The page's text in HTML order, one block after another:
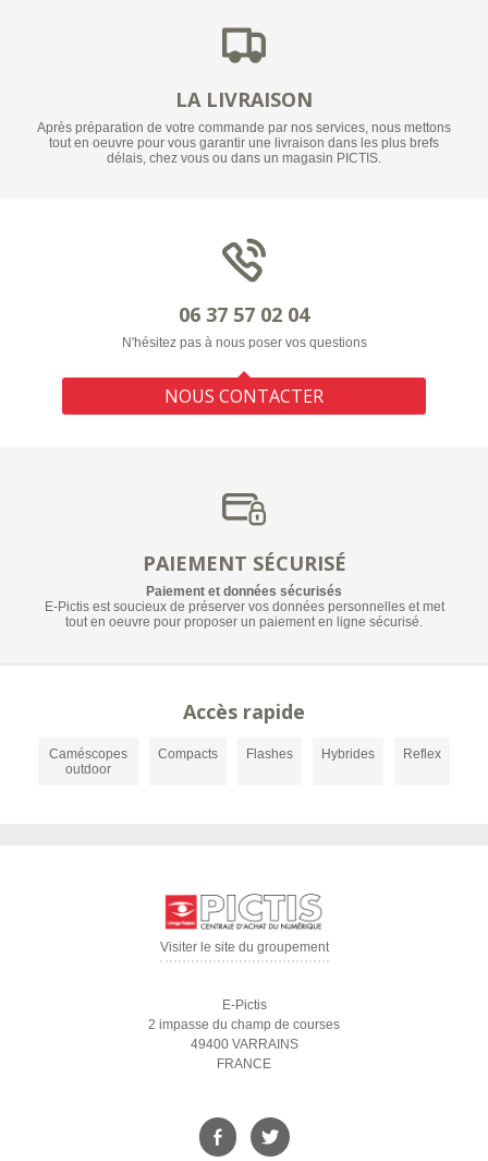
LA LIVRAISON
Après préparation de votre commande par nos services, nous mettons
tout en oeuvre pour vous garantir une livraison dans les plus brefs
délais, chez vous ou dans un magasin PICTIS.
06 37 57 02 04
N'hésitez pas à nous poser vos questions
NOUS CONTACTER
PAIEMENT SÉCURISÉ
Paiement et données sécurisés
E-Pictis est soucieux de préserver vos données personnelles et met
tout en oeuvre pour proposer un paiement en ligne sécurisé.
Accès rapide
Caméscopes
outdoor
Compacts Flashes Hybrides Reflex
Visiter le site du groupement
E-Pictis
2 impasse du champ de courses
49400 VARRAINS
FRANCE